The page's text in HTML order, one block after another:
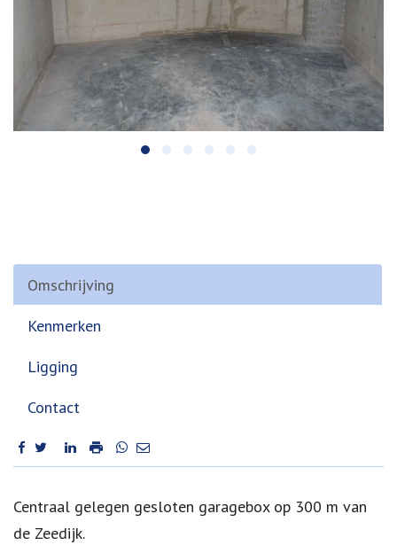
Omschrijving
Kenmerken
Ligging
Contact
Omschrijving
Centraal gelegen gesloten garagebox op 300 m van
de Zeedijk.